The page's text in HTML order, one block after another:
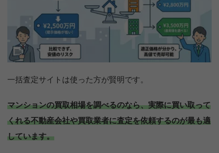
一括査定サイトは使った方が賢明です。
マンションの買取相場を調べるのなら、実際に買い取って
くれる不動産会社や買取業者に査定を依頼するのが最も適
しています。